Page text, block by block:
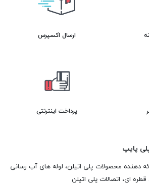
ارسال اکسپرس
پرداخت اینترنتی
پایپ
دهنده محصولات پلی اتیلن، لوله های آب رسانی
قطره ای، اتصالات پلی اتیلن